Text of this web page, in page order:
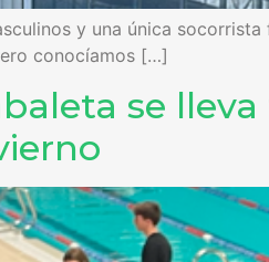
y una única
conocíamos […]
se